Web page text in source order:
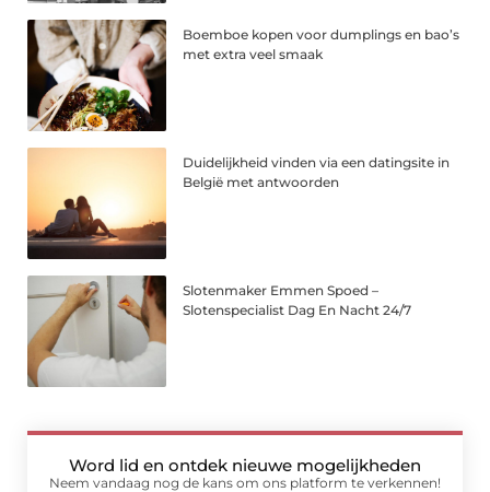
Boemboe kopen voor dumplings en bao’s
met extra veel smaak
Duidelijkheid vinden via een datingsite in
België met antwoorden
Slotenmaker Emmen Spoed –
Slotenspecialist Dag En Nacht 24/7
Word lid en ontdek nieuwe mogelijkheden
Neem vandaag nog de kans om ons platform te verkennen!